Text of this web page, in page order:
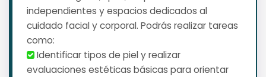
independientes y espacios dedicados al
cuidado facial y corporal. Podrás realizar tareas
como:
️ Identificar tipos de piel y realizar
evaluaciones estéticas básicas para orientar